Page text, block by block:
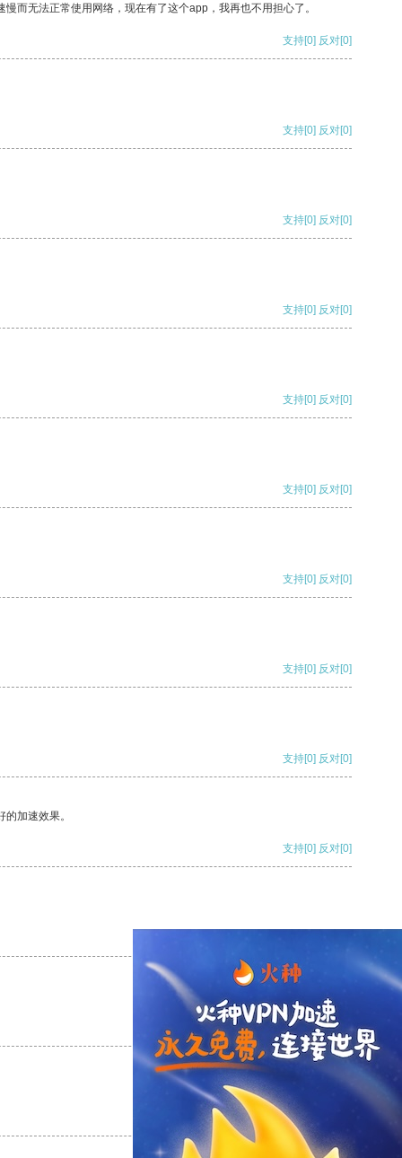
而无法正常使用网络，现在有了这个app，我再也不用担心了。
支持[0] 反对[0]
支持[0] 反对[0]
支持[0] 反对[0]
支持[0] 反对[0]
支持[0] 反对[0]
支持[0] 反对[0]
支持[0] 反对[0]
支持[0] 反对[0]
支持[0] 反对[0]
加速效果。
支持[0] 反对[0]
支持 [0] 反对 [0]
支持